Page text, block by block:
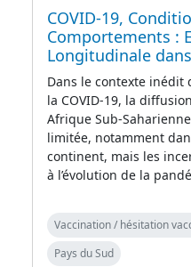
COVID-19,
Comportements :
Longitudinale
Dans le contexte inédit
la COVID-19, la
Afrique Sub-
limitée, notamment
continent, mais les
à l’évolution de la
Vaccination / hésitation
Pays du Sud